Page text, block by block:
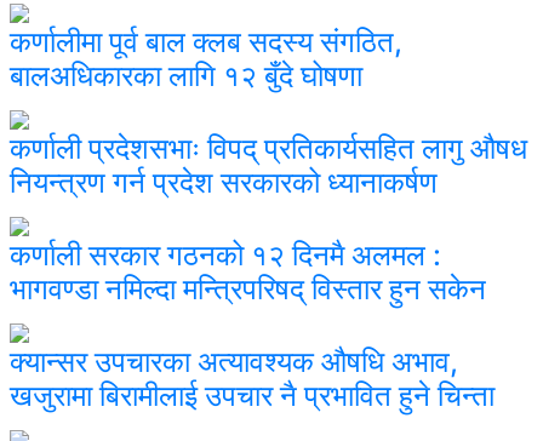
कर्णालीमा पूर्व बाल क्लब सदस्य संगठित,
बालअधिकारका लागि १२ बुँदे घोषणा
कर्णाली प्रदेशसभाः विपद् प्रतिकार्यसहित लागु औषध
नियन्त्रण गर्न प्रदेश सरकारको ध्यानाकर्षण
कर्णाली सरकार गठनको १२ दिनमै अलमल :
भागवण्डा नमिल्दा मन्त्रिपरिषद् विस्तार हुन सकेन
क्यान्सर उपचारका अत्यावश्यक औषधि अभाव,
खजुरामा बिरामीलाई उपचार नै प्रभावित हुने चिन्ता